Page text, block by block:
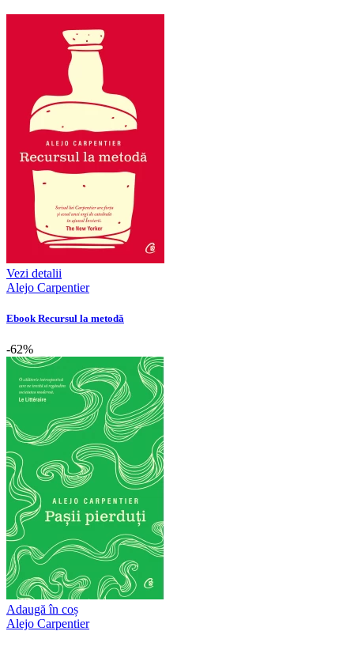
Vezi detalii
Alejo Carpentier
Ebook Recursul la metodă
-62%
Adaugă în coș
Alejo Carpentier